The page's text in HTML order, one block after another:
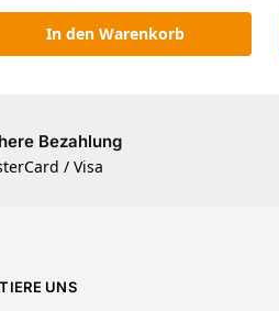
In den Warenkorb
Bezahlung
/ Visa
UNS